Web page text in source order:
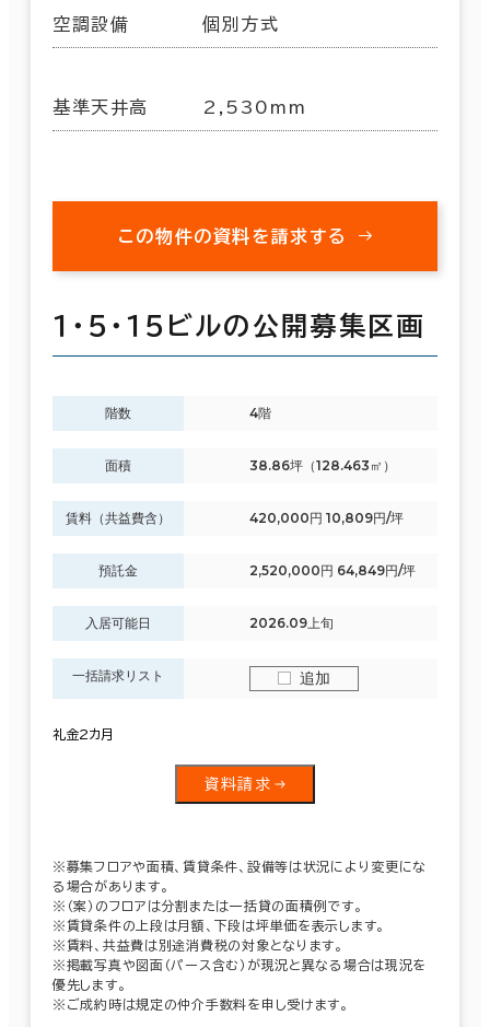
空調設備 個別方式
基準天井高 2,530mm
この物件の資料を請求する
１・５・１５ビルの公開募集区画
階数 4階
面積 38.86坪（128.463㎡）
賃料（共益費含） 420,000円 10,809円/坪
預託金 2,520,000円 64,849円/坪
入居可能日 2026.09上旬
一括請求リスト 追加
礼金2カ月
資料請求
※募集フロアや面積、賃貸条件、設備等は状況により変更にな
る場合があります。
※（案）のフロアは分割または一括貸の面積例です。
※賃貸条件の上段は月額、下段は坪単価を表示します。
※賃料、共益費は別途消費税の対象となります。
※掲載写真や図面（パース含む）が現況と異なる場合は現況を
優先します。
※ご成約時は規定の仲介手数料を申し受けます。